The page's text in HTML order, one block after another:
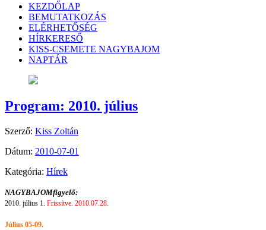
KEZDŐLAP
BEMUTATKOZÁS
ELÉRHETŐSÉG
HÍRKERESŐ
KISS-CSEMETE NAGYBAJOM
NAPTÁR
Program: 2010. július
Szerző: Kiss Zoltán
Dátum: 2010-07-01
Kategória: Hírek
NAGYBAJOMfigyelő:
2010. július 1. Frissítve. 2010.07.28.
Július 05-09.